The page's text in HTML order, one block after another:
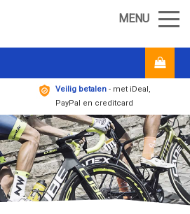
MENU
Veilig betalen - met iDeal,
PayPal en creditcard